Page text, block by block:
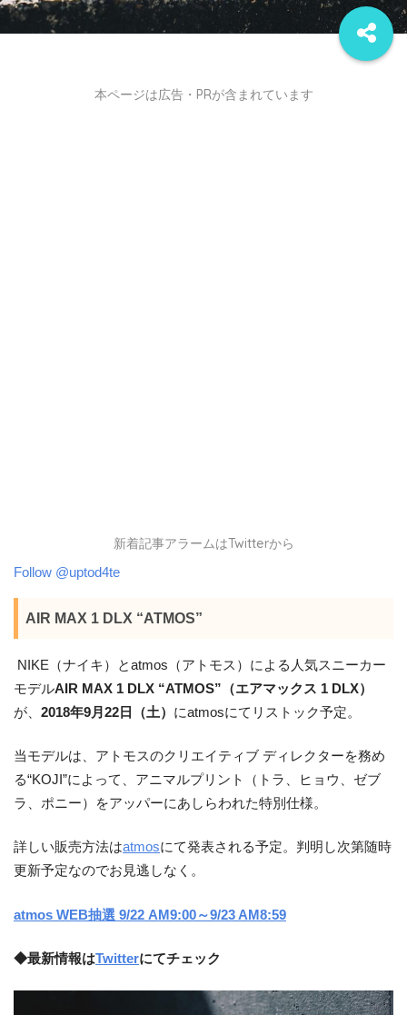
本ページは広告・PRが含まれています
新着記事アラームはTwitterから
Follow @uptod4te
AIR MAX 1 DLX “ATMOS”
NIKE（ナイキ）とatmos（アトモス）による人気スニーカー
モデルAIR MAX 1 DLX “ATMOS”（エアマックス 1 DLX）
が、 2018年9月22日（土） にatmosにてリストック予定。
当モデルは、アトモスのクリエイティブ ディレクターを務め
る“KOJI”によって、アニマルプリント（トラ、ヒョウ、ゼブ
ラ、ポニー）をアッパーにあしらわれた特別仕様。
詳しい販売方法はatmosにて発表される予定。判明し次第随時
更新予定なのでお見逃しなく。
atmos WEB抽選 9/22 AM9:00～9/23 AM8:59
◆最新情報はTwitterにてチェック